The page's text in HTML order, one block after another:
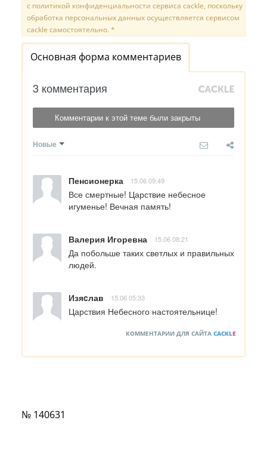
с политикой конфиденциальности сервиса cackle, поскольку
обработка персональных данных осуществляется сервисом
cackle самостоятельно. *
Основная форма комментариев
3 комментария
Комментарии к этой теме были закрыты
Новые
Пенсионерка 15.06 09:49
Все смертные! Царствие небесное
игуменье! Вечная память!
Валерия Игоревна 15.06 08:21
Да побольше таких светлых и правильных
людей.
Изяcлав 15.06 05:33
Царствия Небесного настоятельнице!
КОММЕНТАРИИ ДЛЯ САЙТА CACKLE
№ 140631